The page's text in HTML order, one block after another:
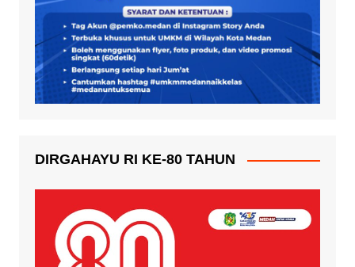
DIRGAHAYU RI KE-80 TAHUN